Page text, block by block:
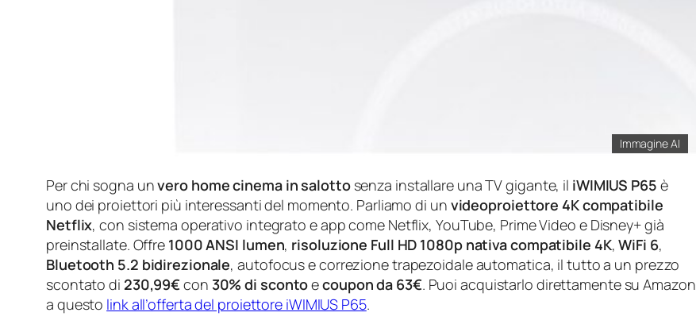
Immagine AI
Per chi sogna unvero home cinema in salottosenza installare una TV gigante, il iWIMIUS P65 è
uno dei proiettori più interessanti del momento. Parliamo di un videoproiettore 4K compatibile
Netflix, con sistema operativo integrato e app come Netflix, YouTube, Prime Video e Disney+ già
preinstallate. Offre 1000 ANSI lumen, risoluzione Full HD 1080p nativa compatibile 4K,WiFi 6,
Bluetooth 5.2 bidirezionale, autofocus e correzione trapezoidale automatica, il tutto a un prezzo
scontato di 230,99€con 30% di scontoecoupon da 63€. Puoi acquistarlo direttamente su Amazon
a questo link all’offerta del proiettore iWIMIUS P65.